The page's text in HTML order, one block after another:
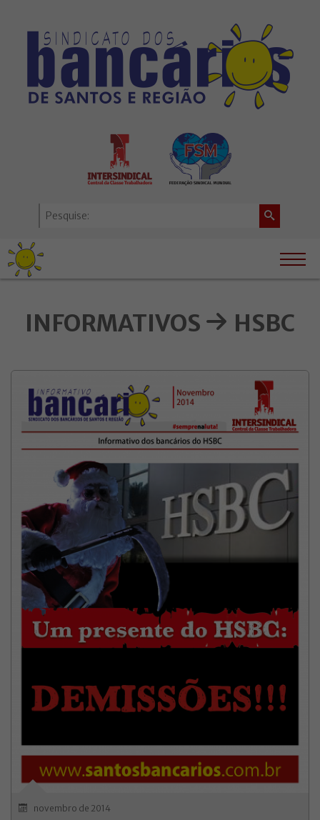
INFORMATIVOS HSBC
novembro de 2014